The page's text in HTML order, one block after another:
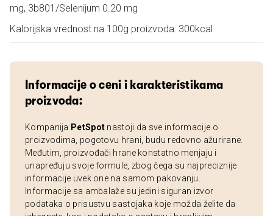
mg, 3b801/Selenijum 0.20 mg
Kalorijska vrednost na 100g proizvoda: 300kcal
Informacije o ceni i karakteristikama
proizvoda:
Kompanija PetSpot nastoji da sve informacije o
proizvodima, pogotovu hrani, budu redovno ažurirane.
Međutim, proizvođači hrane konstatno menjaju i
unapređuju svoje formule, zbog čega su najpreciznije
informacije uvek one na samom pakovanju.
Informacije sa ambalaže su jedini siguran izvor
podataka o prisustvu sastojaka koje možda želite da